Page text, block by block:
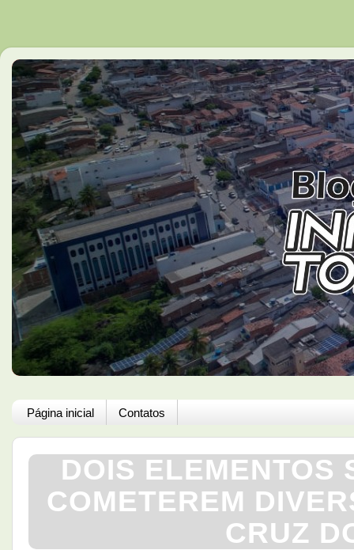
Página inicial Contatos
DOIS ELEMENTOS
COMETEREM
CRUZ